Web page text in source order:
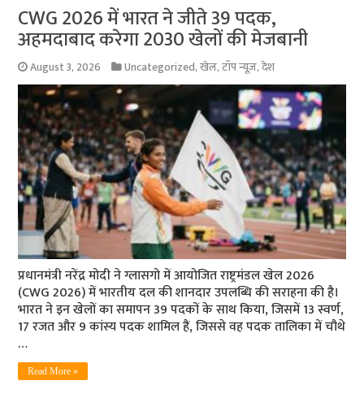
CWG 2026 में भारत ने जीते 39 पदक,
अहमदाबाद करेगा 2030 खेलों की मेजबानी
August 3, 2026 Uncategorized,खेल,टॉप न्यूज़,देश
प्रधानमंत्री नरेंद्र मोदी ने ग्लासगो में आयोजित राष्ट्रमंडल खेल 2026
(CWG 2026) में भारतीय दल की शानदार उपलब्धि की सराहना की है।
भारत ने इन खेलों का समापन 39 पदकों के साथ किया, जिसमें 13 स्वर्ण,
17 रजत और 9 कांस्य पदक शामिल हैं, जिससे वह पदक तालिका में चौथे
…
Read More »